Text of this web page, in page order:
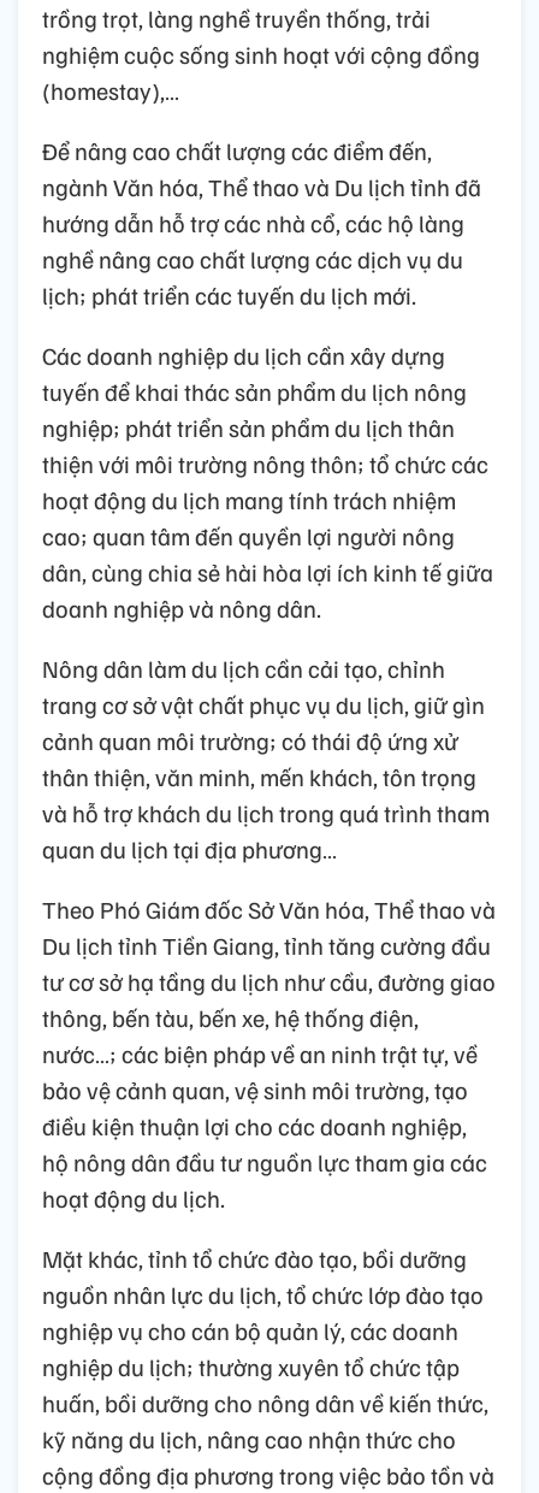
trồng trọt, làng nghề truyền thống, trải
nghiệm cuộc sống sinh hoạt với cộng đồng
(homestay),…
Để nâng cao chất lượng các điểm đến,
ngành Văn hóa, Thể thao và Du lịch tỉnh đã
hướng dẫn hỗ trợ các nhà cổ, các hộ làng
nghề nâng cao chất lượng các dịch vụ du
lịch; phát triển các tuyến du lịch mới.
Các doanh nghiệp du lịch cần xây dựng
tuyến để khai thác sản phẩm du lịch nông
nghiệp; phát triển sản phẩm du lịch thân
thiện với môi trường nông thôn; tổ chức các
hoạt động du lịch mang tính trách nhiệm
cao; quan tâm đến quyền lợi người nông
dân, cùng chia sẻ hài hòa lợi ích kinh tế giữa
doanh nghiệp và nông dân.
Nông dân làm du lịch cần cải tạo, chỉnh
trang cơ sở vật chất phục vụ du lịch, giữ gìn
cảnh quan môi trường; có thái độ ứng xử
thân thiện, văn minh, mến khách, tôn trọng
và hỗ trợ khách du lịch trong quá trình tham
quan du lịch tại địa phương…
Theo Phó Giám đốc Sở Văn hóa, Thể thao và
Du lịch tỉnh Tiền Giang, tỉnh tăng cường đầu
tư cơ sở hạ tầng du lịch như cầu, đường giao
thông, bến tàu, bến xe, hệ thống điện,
nước…; các biện pháp về an ninh trật tự, về
bảo vệ cảnh quan, vệ sinh môi trường, tạo
điều kiện thuận lợi cho các doanh nghiệp,
hộ nông dân đầu tư nguồn lực tham gia các
hoạt động du lịch.
Mặt khác, tỉnh tổ chức đào tạo, bồi dưỡng
nguồn nhân lực du lịch, tổ chức lớp đào tạo
nghiệp vụ cho cán bộ quản lý, các doanh
nghiệp du lịch; thường xuyên tổ chức tập
huấn, bồi dưỡng cho nông dân về kiến thức,
kỹ năng du lịch, nâng cao nhận thức cho
cộng đồng địa phương trong việc bảo tồn và